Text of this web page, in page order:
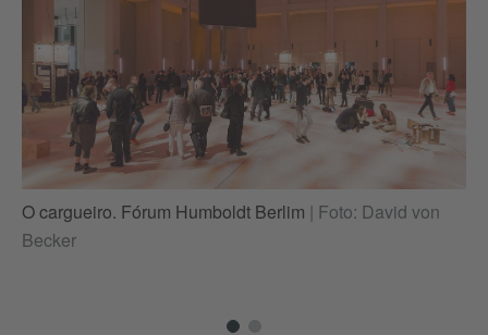
O cargueiro. Fórum Humboldt Berlim | Foto: David von
Becker